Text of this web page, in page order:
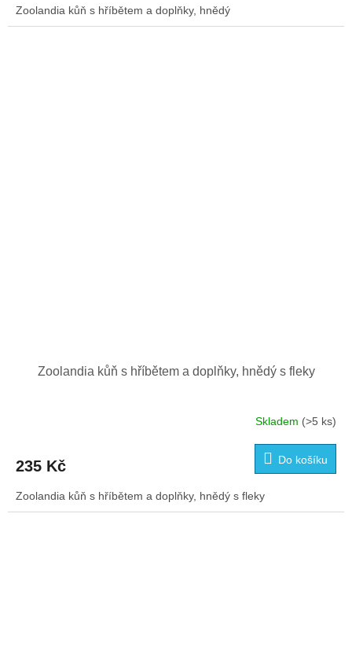
Zoolandia kůň s hříbětem a doplňky, hnědý
Zoolandia kůň s hříbětem a doplňky, hnědý s fleky
Skladem (>5 ks)
235 Kč Do košíku
Zoolandia kůň s hříbětem a doplňky, hnědý s fleky